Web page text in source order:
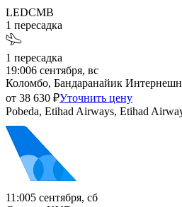
LEDCMB
1 пересадка
1 пересадка
19:006 сентября, вс
Коломбо, Бандаранайик
от 38 630 ₽Уточнить цену
Pobeda, Etihad Airways, Etihad
11:005 сентября, сб